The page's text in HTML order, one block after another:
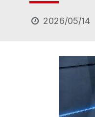
2026/05/14